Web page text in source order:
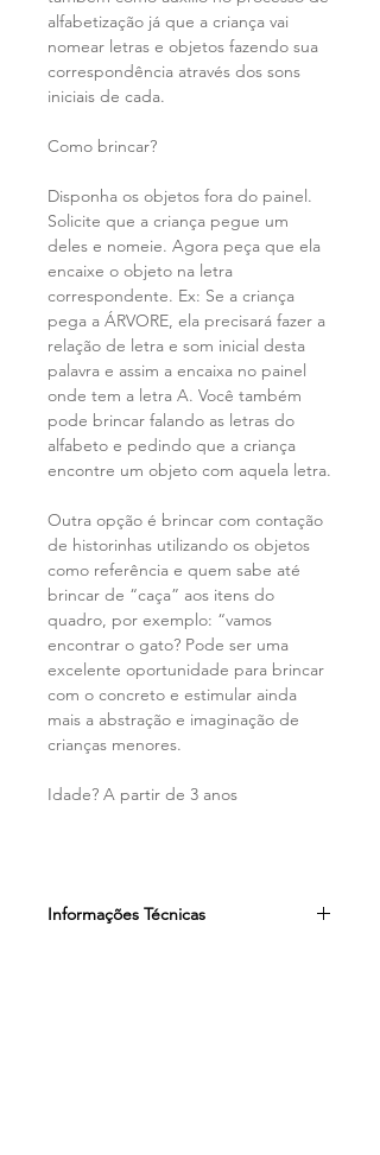
alfabetização já que a criança vai
nomear letras e objetos fazendo sua
correspondência através dos sons
iniciais de cada.
Como brincar?
Disponha os objetos fora do painel.
Solicite que a criança pegue um
deles e nomeie. Agora peça que ela
encaixe o objeto na letra
correspondente. Ex: Se a criança
pega a ÁRVORE, ela precisará fazer a
relação de letra e som inicial desta
palavra e assim a encaixa no painel
onde tem a letra A. Você também
pode brincar falando as letras do
alfabeto e pedindo que a criança
encontre um objeto com aquela letra.
Outra opção é brincar com contação
de historinhas utilizando os objetos
como referência e quem sabe até
brincar de “caça” aos itens do
quadro, por exemplo: “vamos
encontrar o gato? Pode ser uma
excelente oportunidade para brincar
com o concreto e estimular ainda
mais a abstração e imaginação de
crianças menores.
Idade? A partir de 3 anos
Informações Técnicas